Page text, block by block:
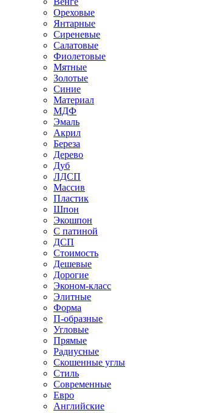
Ореховые
Янтарные
Сиреневые
Салатовые
Фиолетовые
Мятные
Золотые
Синие
Материал
МДФ
Эмаль
Акрил
Береза
Дерево
Дуб
ЛДСП
Массив
Пластик
Шпон
Экошпон
С патиной
ДСП
Стоимость
Дешевые
Дорогие
Эконом-класс
Элитные
Форма
П-образные
Угловые
Прямые
Радиусные
Скошенные углы
Стиль
Современные
Евро
Английские